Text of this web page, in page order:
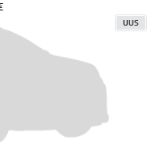
UUS